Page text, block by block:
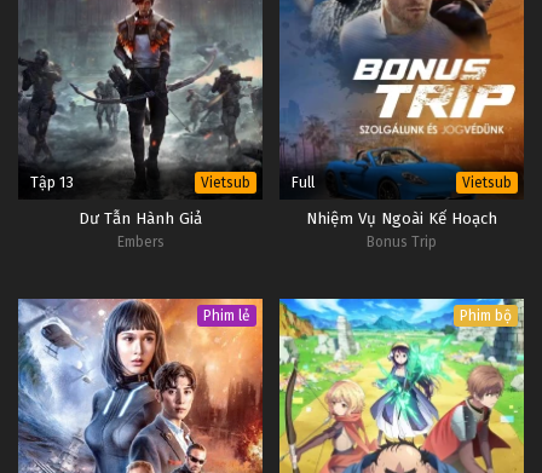
Tập 13 Vietsub
Dư Tẫn Hành Giả
Embers
Full Vietsub
Nhiệm Vụ Ngoài Kế Hoạch
Bonus Trip
Phim lẻ Phim bộ